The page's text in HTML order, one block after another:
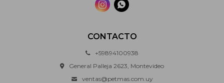
CONTACTO
+59894100938
General Palleja 2623, Montevideo
ventas@petmas.com.uy
 